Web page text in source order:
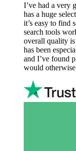
I’ve had a very
has a huge
it’s easy to find
search tools
overall quality
has been
and I’ve found
would